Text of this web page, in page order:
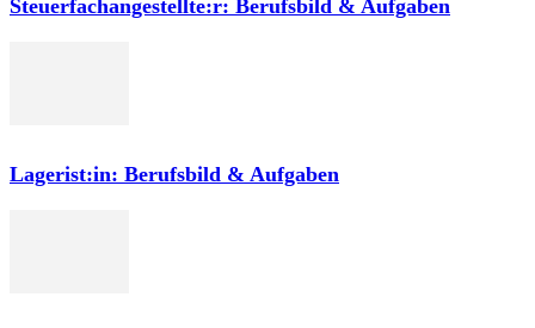
Steuerfachangestellte:r: Berufsbild & Aufgaben
Lagerist:in: Berufsbild & Aufgaben